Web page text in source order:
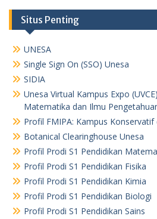
Situs Penting
UNESA
Single Sign On (SSO) Unesa
SIDIA
Unesa Virtual Kampus Expo
Matematika dan Ilmu
Profil FMIPA: Kampus Konservatif
Botanical Clearinghouse Unesa
Profil Prodi S1 Pendidikan
Profil Prodi S1 Pendidikan Fisika
Profil Prodi S1 Pendidikan Kimia
Profil Prodi S1 Pendidikan Biologi
Profil Prodi S1 Pendidikan Sains